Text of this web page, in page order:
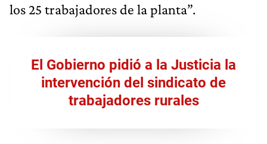
los 25 trabajadores de la planta”.
El Gobierno pidió a la Justicia la
intervención del sindicato de
trabajadores rurales